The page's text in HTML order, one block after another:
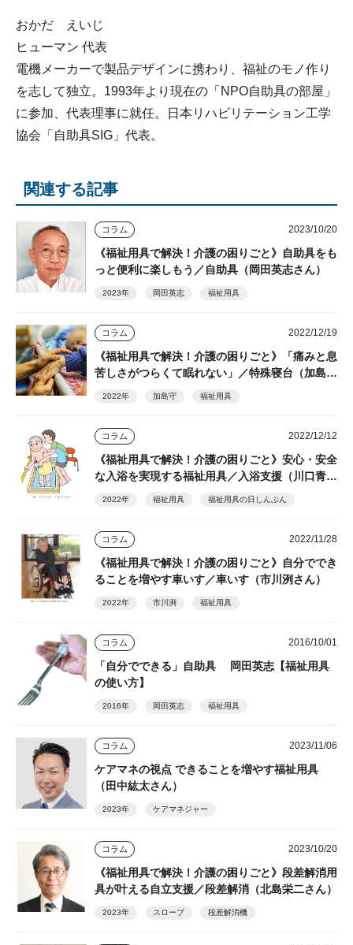
おかだ えいじ
ヒューマン 代表
電機メーカーで製品デザインに携わり、福祉のモノ作り
を志して独立。1993年より現在の「NPO自助具の部屋」
に参加、代表理事に就任。日本リハビリテーション工学
協会「自助具SIG」代表。
関連する記事
コラム 2023/10/20
《福祉用具で解決！介護の困りごと》自助具をも
っと便利に楽しもう／自助具（岡田英志さん）
2023年 岡田英志 福祉用具
コラム 2022/12/19
《福祉用具で解決！介護の困りごと》「痛みと息
苦しさがつらくて眠れない」／特殊寝台（加島守
2022年 加島守 福祉用具
コラム 2022/12/12
《福祉用具で解決！介護の困りごと》安心・安全
な入浴を実現する福祉用具／入浴支援（川口青児
2022年 福祉用具 福祉用具の日しんぶん
コラム 2022/11/28
《福祉用具で解決！介護の困りごと》自分ででき
ることを増やす車いす／車いす（市川洌さん）
2022年 市川洌 福祉用具
コラム 2016/10/01
「自分でできる」自助具 岡田英志【福祉用具
の使い方】
2016年 岡田英志 福祉用具
コラム 2023/11/06
ケアマネの視点 できることを増やす福祉用具
（田中紘太さん）
2023年 ケアマネジャー
コラム 2023/10/20
《福祉用具で解決！介護の困りごと》段差解消用
具が叶える自立支援／段差解消（北島栄二さん）
2023年 スロープ 段差解消機